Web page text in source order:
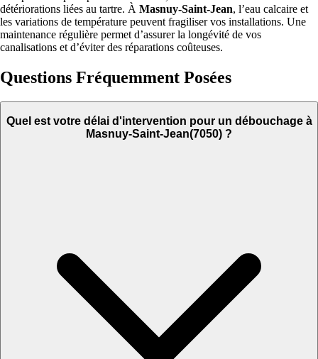
détériorations liées au tartre. À Masnuy-Saint-Jean, l’eau calcaire et
les variations de température peuvent fragiliser vos installations. Une
maintenance régulière permet d’assurer la longévité de vos
canalisations et d’éviter des réparations coûteuses.
Questions Fréquemment Posées
Quel est votre délai d'intervention pour un débouchage à
Masnuy-Saint-Jean(7050) ?